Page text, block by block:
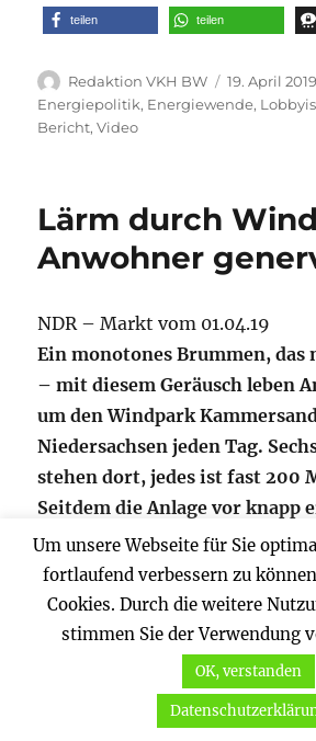
teilen teilen
Autor
Redaktion VKH BW
Veröffentlicht
am
19. April 2019
Energiepolitik, Energiewende,
Bericht,Video
Lärm durch
Anwohner
NDR – Markt vom 01.04.19
Ein monotones Brummen, das
– mit diesem Geräusch leben
um den Windpark
Niedersachsen jeden Tag.
stehen dort, jedes ist fast 200
Seitdem die Anlage vor knapp
errichtet wurde, fühlen sich
dauerhaft gestresst.
Um unsere Webseite für Sie
fortlaufend verbessern zu
Cookies. Durch die weitere
stimmen Sie der Verwendung
OK, verstanden